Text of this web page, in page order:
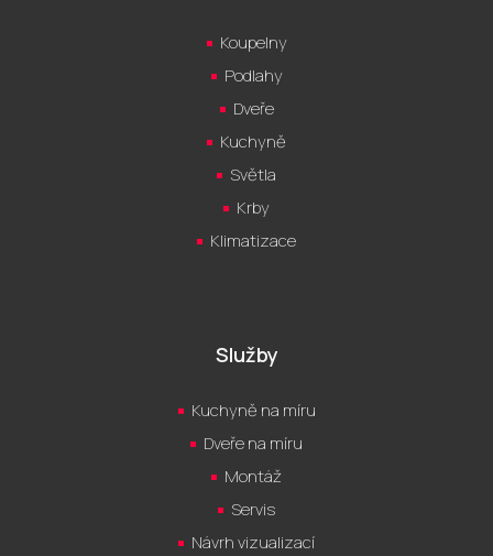
Koupelny
Podlahy
Dveře
Kuchyně
Světla
Krby
Klimatizace
Služby
Kuchyně na míru
Dveře na míru
Montáž
Servis
Návrh vizualizací